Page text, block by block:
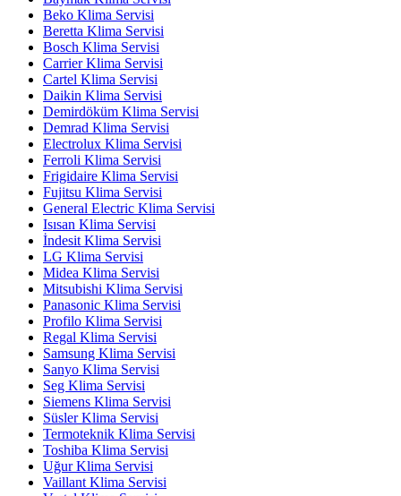
Beko Klima Servisi
Beretta Klima Servisi
Bosch Klima Servisi
Carrier Klima Servisi
Cartel Klima Servisi
Daikin Klima Servisi
Demirdöküm Klima Servisi
Demrad Klima Servisi
Electrolux Klima Servisi
Ferroli Klima Servisi
Frigidaire Klima Servisi
Fujitsu Klima Servisi
General Electric Klima Servisi
Isısan Klima Servisi
İndesit Klima Servisi
LG Klima Servisi
Midea Klima Servisi
Mitsubishi Klima Servisi
Panasonic Klima Servisi
Profilo Klima Servisi
Regal Klima Servisi
Samsung Klima Servisi
Sanyo Klima Servisi
Seg Klima Servisi
Siemens Klima Servisi
Süsler Klima Servisi
Termoteknik Klima Servisi
Toshiba Klima Servisi
Uğur Klima Servisi
Vaillant Klima Servisi